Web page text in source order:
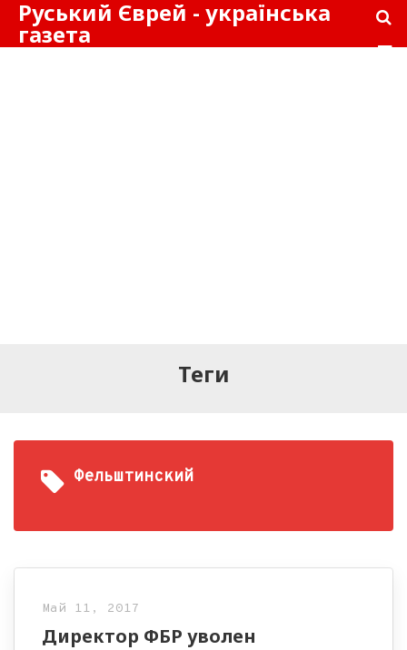
Руський Єврей - українська
газета
Теги
Фельштинский
Май 11, 2017
Директор ФБР уволен